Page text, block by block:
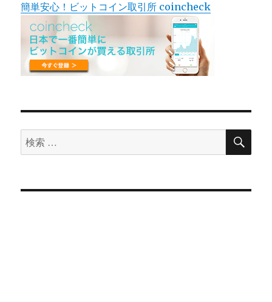
簡単安心！ビットコイン取引所 coincheck
検
索
象:
検